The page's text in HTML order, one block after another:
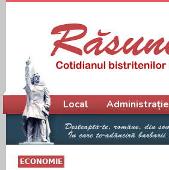
ECONOMIE
Meniu principal
Local Administrație